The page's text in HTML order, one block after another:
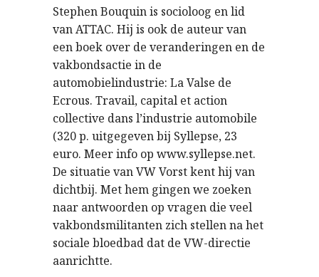
Stephen Bouquin is socioloog en lid
van ATTAC. Hij is ook de auteur van
een boek over de veranderingen en de
vakbondsactie in de
automobielindustrie: La Valse de
Ecrous. Travail, capital et action
collective dans l’industrie automobile
(320 p. uitgegeven bij Syllepse, 23
euro. Meer info op www.syllepse.net.
De situatie van VW Vorst kent hij van
dichtbij. Met hem gingen we zoeken
naar antwoorden op vragen die veel
vakbondsmilitanten zich stellen na het
sociale bloedbad dat de VW-directie
aanrichtte.